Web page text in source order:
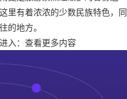
里有着浓浓的少数民族特色，同
的地方。
入：查看更多内容